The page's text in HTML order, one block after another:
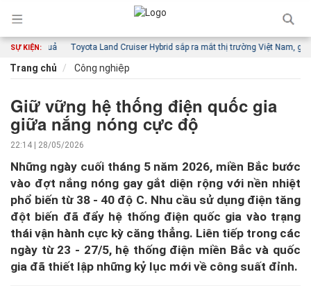
SỰ KIỆN:
hiệu quả Toyota Land Cruiser Hybrid sắp ra mắt thị trường Việt Nam, giá dự
Trang chủ Công nghiệp
Giữ vững hệ thống điện quốc gia
giữa nắng nóng cực độ
22:14 | 28/05/2026
Những ngày cuối tháng 5 năm 2026, miền Bắc bước
vào đợt nắng nóng gay gắt diện rộng với nền nhiệt
phổ biến từ 38 - 40 độ C. Nhu cầu sử dụng điện tăng
đột biến đã đẩy hệ thống điện quốc gia vào trạng
thái vận hành cực kỳ căng thẳng. Liên tiếp trong các
ngày từ 23 - 27/5, hệ thống điện miền Bắc và quốc
gia đã thiết lập những kỷ lục mới về công suất đỉnh.